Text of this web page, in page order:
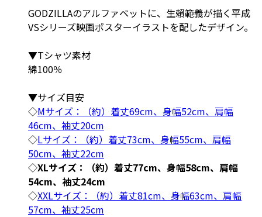
GODZILLAのアルファベットに、生賴範義が描く平成
VSシリーズ映画ポスターイラストを配したデザイン。
▼Tシャツ素材
綿100％
▼サイズ目安
◇Mサイズ：（約）着丈69cm、身幅52cm、肩幅
46cm、袖丈20cm
◇Lサイズ：（約）着丈73cm、身幅55cm、肩幅
50cm、袖丈22cm
◇XLサイズ：（約）着丈77cm、身幅58cm、肩幅
54cm、袖丈24cm
◇XXLサイズ：（約）着丈81cm、身幅63cm、肩幅
57cm、袖丈25cm